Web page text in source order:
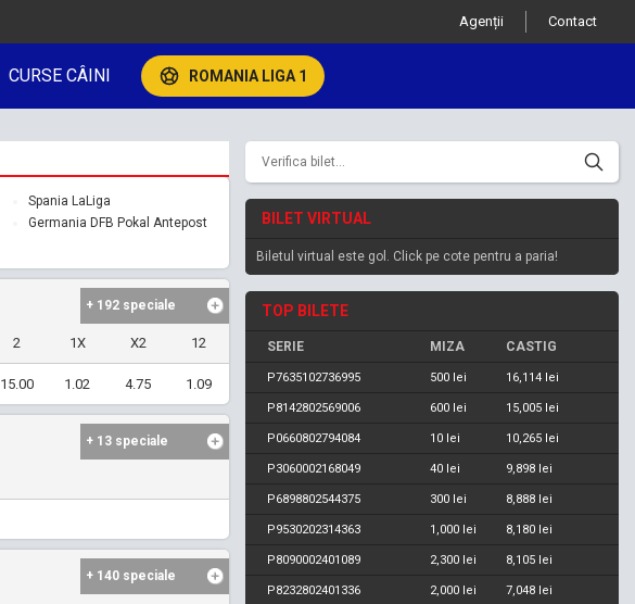
Agenții Contact
CURSE CÂINI ROMANIA LIGA 1
Spania LaLiga
Germania DFB Pokal Antepost
+ 192 speciale
2 1X X2 12
15.00 1.02 4.75 1.09
+ 13 speciale
+ 140 speciale
BILET VIRTUAL
Biletul virtual este gol. Click pe cote pentru a paria!
TOP BILETE
SERIE MIZA CASTIG
P7635102736995 500 lei 16,114 lei
P8142802569006 600 lei 15,005 lei
P0660802794084 10 lei 10,265 lei
P3060002168049 40 lei 9,898 lei
P6898802544375 300 lei 8,888 lei
P9530202314363 1,000 lei 8,180 lei
P8090002401089 2,300 lei 8,105 lei
P8232802401336 2,000 lei 7,048 lei